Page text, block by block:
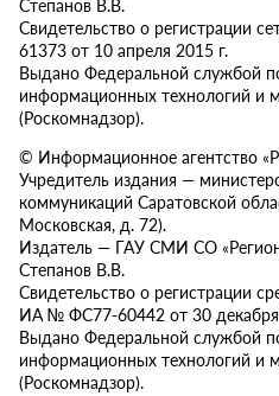
Степанов В.В.
Свидетельство о регистрации
61373 от 10 апреля 2015 г.
Выдано Федеральной службой
информационных технологий и
(Роскомнадзор).
© Информационное агентство
Учредитель издания —
коммуникаций Саратовской
Московская, д. 72).
Издатель — ГАУ СМИ СО
Степанов В.В.
Свидетельство о регистрации
ИА № ФС77-60442 от 30 декабря
Выдано Федеральной службой
информационных технологий и
(Роскомнадзор).